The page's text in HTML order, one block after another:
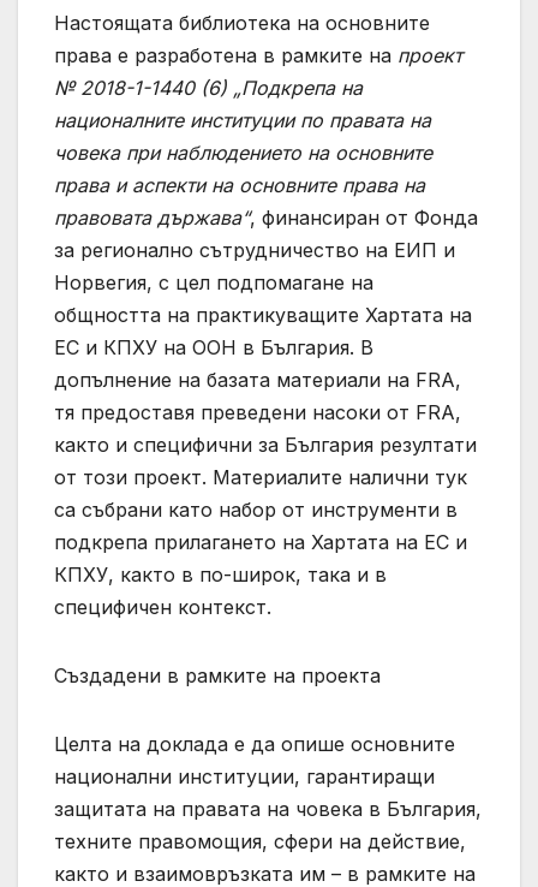
Настоящата библиотека на основните
права е разработена в рамките на проект
№ 2018-1-1440 (6) „Подкрепа на
националните институции по правата на
човека при наблюдението на основните
права и аспекти на основните права на
правовата държава“, финансиран от Фонда
за регионално сътрудничество на ЕИП и
Норвегия, с цел подпомагане на
общността на практикуващите Хартата на
ЕС и КПХУ на ООН в България. В
допълнение на базата материали на FRA,
тя предоставя преведени насоки от FRA,
както и специфични за България резултати
от този проект. Материалите налични тук
са събрани като набор от инструменти в
подкрепа прилагането на Хартата на ЕС и
КПХУ, както в по-широк, така и в
специфичен контекст.
Създадени в рамките на проекта
Целта на доклада е да опише основните
национални институции, гарантиращи
защитата на правата на човека в България,
техните правомощия, сфери на действие,
както и взаимовръзката им – в рамките на